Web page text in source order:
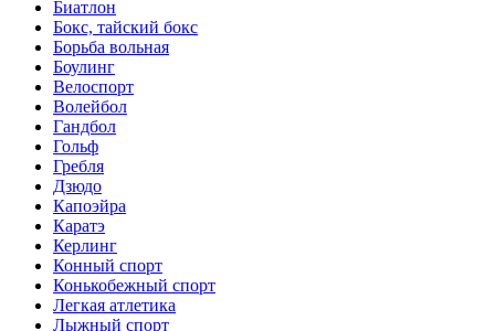
Биатлон
Бокс, тайский бокс
Борьба вольная
Боулинг
Велоспорт
Волейбол
Гандбол
Гольф
Гребля
Дзюдо
Капоэйра
Каратэ
Керлинг
Конный спорт
Конькобежный спорт
Легкая атлетика
Лыжный спорт